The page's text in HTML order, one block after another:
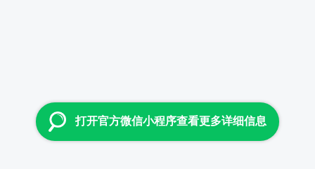
打开官方微信小程序查看更多详细信息